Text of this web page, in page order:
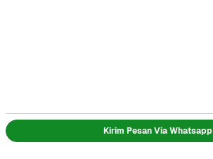
Kirim Pesan Via Whatsapp